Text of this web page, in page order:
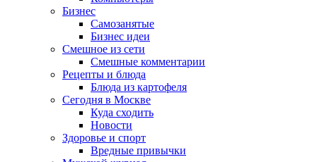
Бизнес
Самозанятые
Бизнес идеи
Смешное из сети
Смешные комментарии
Рецепты и блюда
Блюда из картофеля
Сегодня в Москве
Куда сходить
Новости
Здоровье и спорт
Вредные привычки